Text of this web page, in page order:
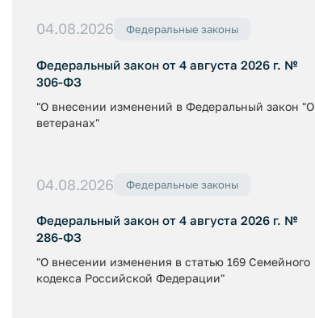
04.08.2026 Федеральные законы
Федеральный закон от 4 августа 2026 г. №
306-ФЗ
"О внесении изменений в Федеральный закон "О
ветеранах"
04.08.2026 Федеральные законы
Федеральный закон от 4 августа 2026 г. №
286-ФЗ
"О внесении изменения в статью 169 Семейного
кодекса Российской Федерации"